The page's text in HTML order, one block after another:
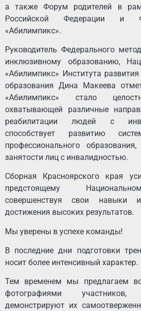
а также Форум родителей в
Российской Федерации и
«Абилимпикс».
Руководитель Федерального
инклюзивному образованию,
«Абилимпикс» Института
образования Дина Макеева
«Абилимпикс» стало
охватывающей различные
реабилитации людей с
способствует развитию
профессионального
занятости лиц с инвалидностью.
Сборная Красноярского края
предстоящему
совершенствуя свои навыки
достижения высоких результатов.
Мы уверены в успехе команды!
В последние дни подготовки
носит более интенсивный характер.
Тем временем мы предлагаем
фотографиями
демонстрируют их